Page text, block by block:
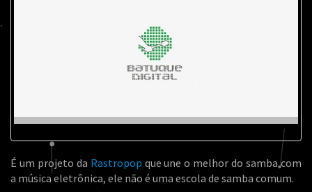
É um projeto da Rastropop que une o melhor do samba com
a música eletrônica, ele não é uma escola de samba comum.